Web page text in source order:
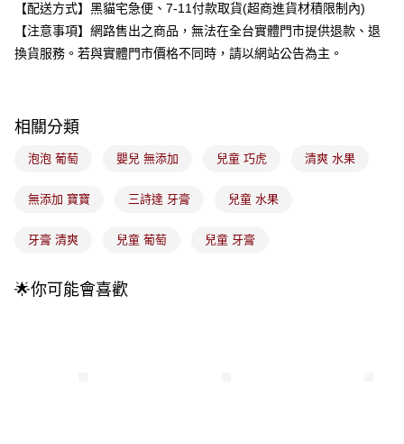
【大哥付你分期使用說明】
1.本服務由台灣大哥大提供，台灣大哥大用戶可立即使用無須另外申請。
2.付款方式選擇「大哥付你分期」，訂單成立後會自動跳轉到大哥付的交易
4.訂單成立30分鐘內，如未前往確認交易或遇審核未通過，訂單將自動取
消。如遇「轉專審核」未通過狀況，表示未達大哥付你分期系統評分，恕無
【繳款方式說明】
醒簡訊。
1.本服務係由「台灣大哥大股份有限公司」（以下簡稱本公司）所提供，讓
用戶於交易時，得透過本服務購買商品或服務，並由商店將買賣／分期付款
ATM付款
每筆NT$100，滿NT$899(含以上)免運費
付款後全家取貨
每筆NT$100，滿NT$899(含以上)免運費
付款後7-11取貨
【配送方式】黑貓宅急便、7-11付款取貨(超商進貨材積限制內)
【注意事項】網路售出之商品，無法在全台實體門市提供退款、退
換貨服務。若與實體門市價格不同時，請以網站公告為主。
相關分類
泡泡 葡萄 嬰兒 無添加 兒童 巧虎 清爽 水果
無添加 寶寶 三詩達 牙膏 兒童 水果
牙膏 清爽 兒童 葡萄 兒童 牙膏
🌟你可能會喜歡